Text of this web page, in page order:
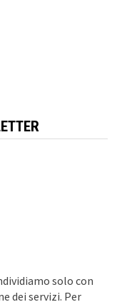
solo con
dei servizi. Per